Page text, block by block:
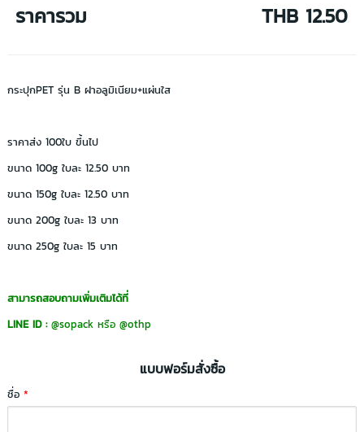
ราคารวม THB 12.50
กระปุกPET รุ่น B ฝาอลูมิเนียม+แผ่นใส
ราคาส่ง 100ใบ ขึ้นไป
ขนาด 100g ใบละ 12.50 บาท
ขนาด 150g ใบละ 12.50 บาท
ขนาด 200g ใบละ 13 บาท
ขนาด 250g ใบละ 15 บาท
สามารถสอบถามเพิ่มเติมได้ที่
LINE ID : @sopack หรือ@othp
แบบฟอร์มสั่งซื้อ
ชื่อ*